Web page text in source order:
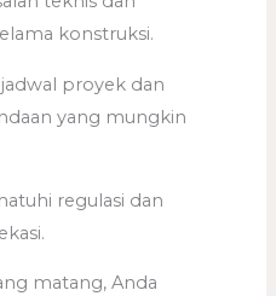
konstruksi.
proyek dan
yang mungkin
regulasi dan
matang, Anda